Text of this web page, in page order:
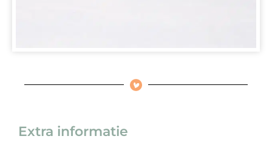
Extra informatie